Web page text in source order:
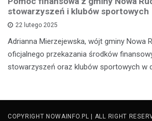
stowarzyszeń i klubów sportowych
22 lutego 2025
Adrianna Mierzejewska, wójt gminy Nowa
oficjalnego przekazania środków
stowarzyszeń oraz klubów sportowych w
COPYRIGHT NOWAINFO.PL | ALL RIGHT